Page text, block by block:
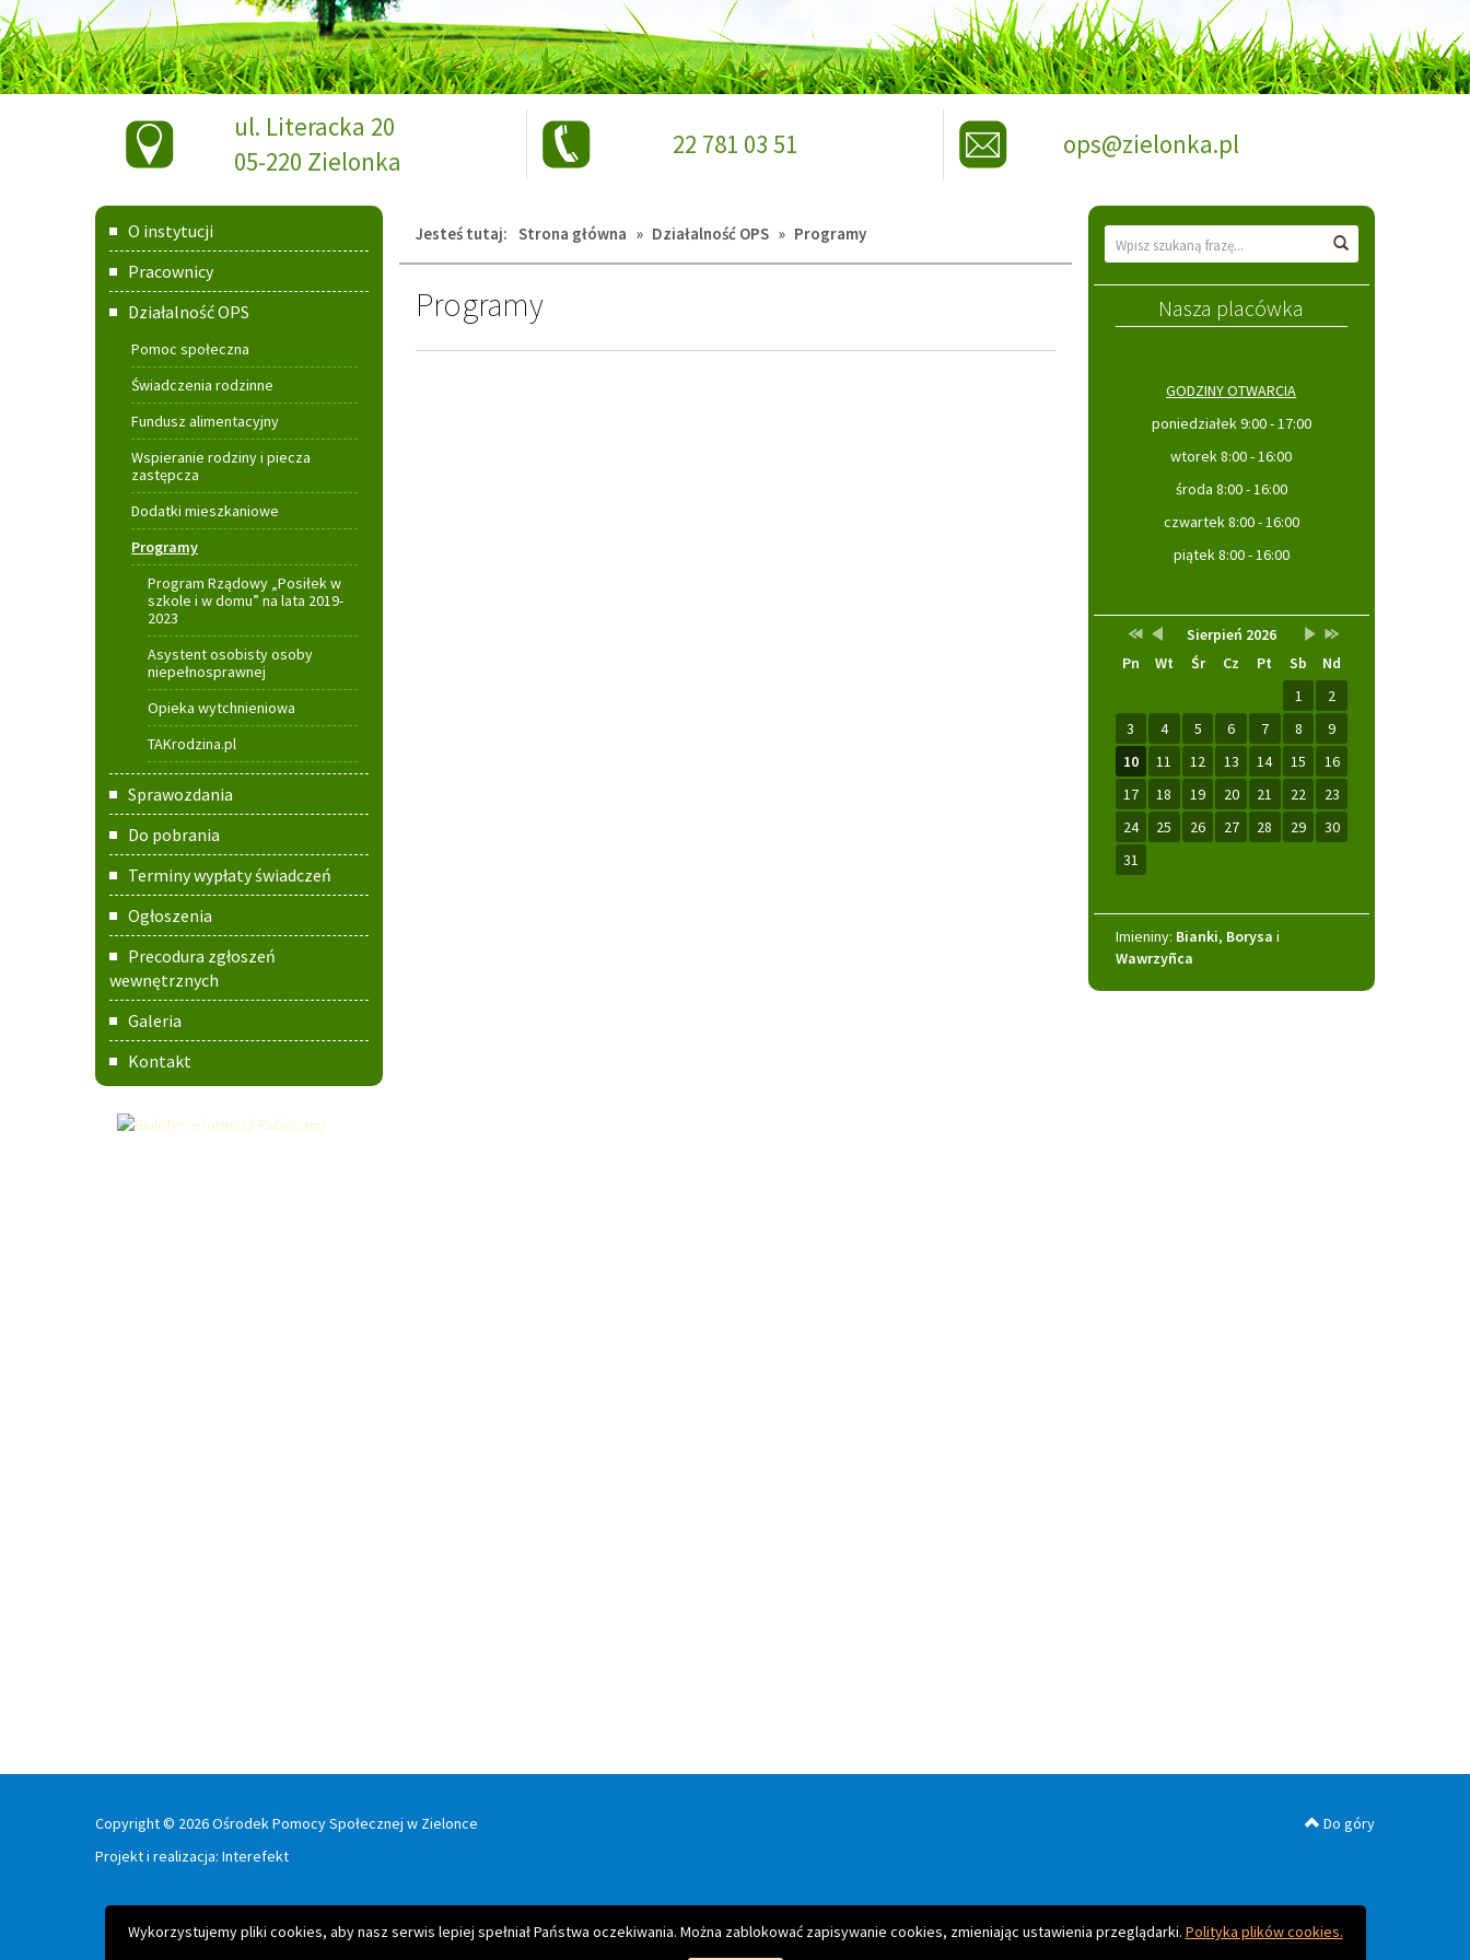
Wykorzystujemy pliki cookies, aby nasz serwis lepiej spełniał Państwa oczekiwania. Można zablokować zapisywanie cookies, zmieniając ustawienia przeglądarki. Polityka plików cookies.
Dane
teleadresowe
ul. Literacka 20
05-220 Zielonka
telefon:
22 781 03 51 ops@zielonka.pl
Menu
główne
O instytucji
Pracownicy
Działalność OPS
Pomoc społeczna
Świadczenia rodzinne
Fundusz alimentacyjny
Wspieranie rodziny i piecza
zastępcza
Dodatki mieszkaniowe
Programy
Program Rządowy „Posiłek w
szkole i w domu” na lata 2019-
2023
Asystent osobisty osoby
niepełnosprawnej
Opieka wytchnieniowa
TAKrodzina.pl
Sprawozdania
Do pobrania
Terminy wypłaty świadczeń
Ogłoszenia
Precodura zgłoszeń
wewnętrznych
Galeria
Kontakt
Jesteś tutaj: Strona główna » Działalność OPS » Programy
Programy
Wyszukiwarka
Nasza placówka
GODZINY OTWARCIA
poniedziałek 9:00 - 17:00
wtorek 8:00 - 16:00
środa 8:00 - 16:00
czwartek 8:00 - 16:00
piątek 8:00 - 16:00
Kalendarz
Lista
wydarzeń
w
Sierpień 2026Brak
tym
miesiącu.
Przestaw
na
Przestaw
na
Przestaw
na
Wrzesień
2026
Przestaw
na
Sierpień
2027
Pn Wt Śr Cz Pt Sb
Nd
1
2
3
4 5 6 7 8
9
10
11 12 13 14 15
16
17
18 19 20 21 22
23
24
25 26 27 28 29
30
31
Imieniny
Imieniny: Bianki, Borysa i
Wawrzyñca
Copyright © 2026 Ośrodek Pomocy Społecznej w Zielonce
Projekt i realizacja: Interefekt
Do góry